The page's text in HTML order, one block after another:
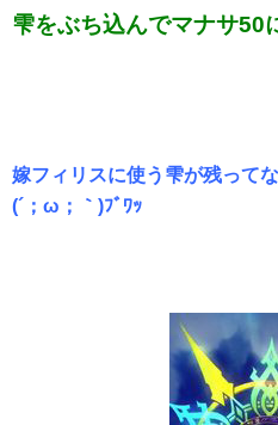
雫をぶち込んでマナサ50
嫁フィリスに使う雫が残って
(´；ω；｀)ﾌﾞﾜｯ